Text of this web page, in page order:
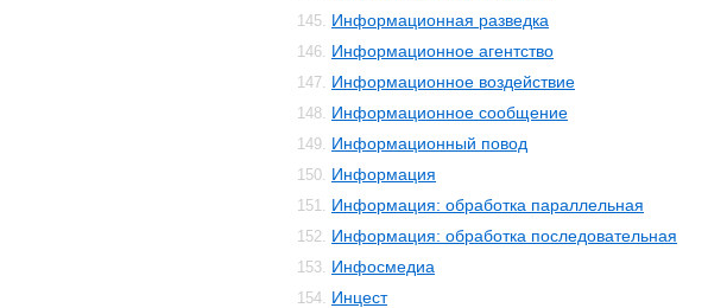
145. Информационная разведка
146. Информационное агентство
147. Информационное воздействие
148. Информационное сообщение
149. Информационный повод
150. Информация
151. Информация: обработка параллельная
152. Информация: обработка последовательная
153. Инфосмедиа
154. Инцест